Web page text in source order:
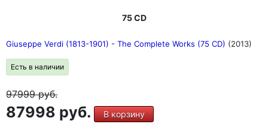
75 CD
Giuseppe Verdi (1813-1901) - The Complete Works (75 CD) (2013)
Есть в наличии
97999руб.
87998 руб. В корзину